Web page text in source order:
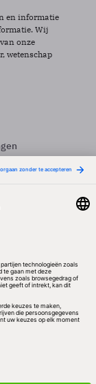
en informatie
Wij
onze
wetenschap